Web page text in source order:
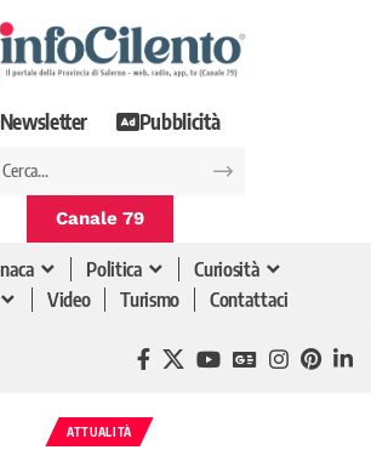
Newsletter Pubblicità
Canale 79
Politica
Curiosità
Video Turismo Contattaci
ATTUALITÀ